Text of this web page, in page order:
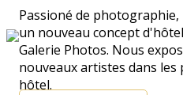
Passioné de
un nouveau concept
Galerie Photos. Nous
nouveaux artistes dans
hôtel.